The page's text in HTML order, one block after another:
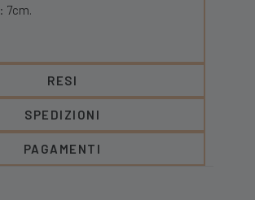
: 7cm.
RESI
SPEDIZIONI
PAGAMENTI